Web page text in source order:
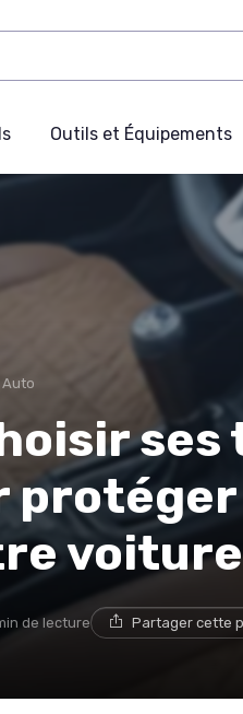
Outils et Équipements
ses
protéger
voiture
de lecture Partager cette